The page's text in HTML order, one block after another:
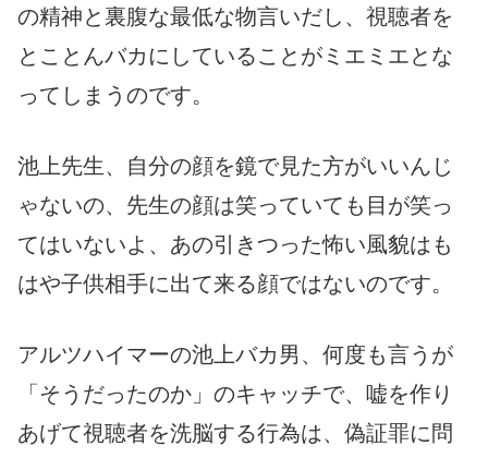
の精神と裏腹な最低な物言いだし、視聴者を
とことんバカにしていることがミエミエとな
ってしまうのです。
池上先生、自分の顔を鏡で見た方がいいんじ
ゃないの、先生の顔は笑っていても目が笑っ
てはいないよ、あの引きつった怖い風貌はも
はや子供相手に出て来る顔ではないのです。
アルツハイマーの池上バカ男、何度も言うが
「そうだったのか」のキャッチで、嘘を作り
あげて視聴者を洗脳する行為は、偽証罪に問